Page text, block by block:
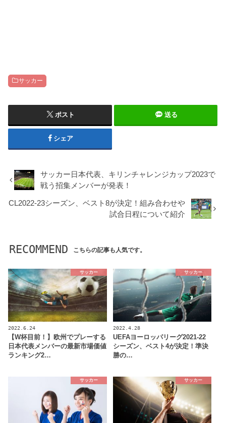
サッカー
ポスト 送る
シェア
サッカー日本代表、キリンチャレンジカップ2023で
戦う招集メンバーが発表！
CL2022-23シーズン、ベスト8が決定！組み合わせや
試合日程について紹介
RECOMMEND こちらの記事も人気です。
サッカー
2022.6.24
【W杯目前！】欧州でプレーする
日本代表メンバーの最新市場価値
ランキング2…
サッカー
2022.4.28
UEFAヨーロッパリーグ2021-22
シーズン、ベスト4が決定！準決
勝の…
サッカー サッカー